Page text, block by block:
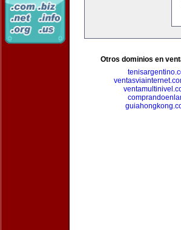
Otros dominios en